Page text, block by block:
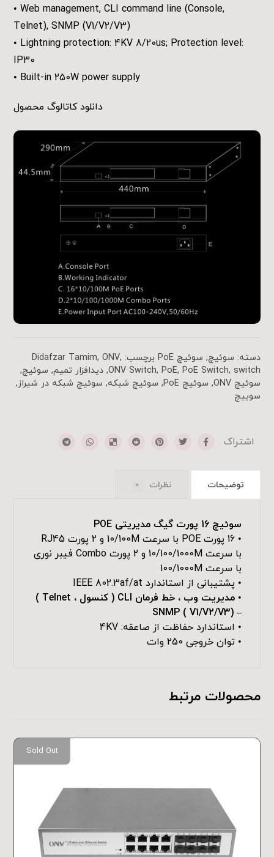
• Web management, CLI command line (Console,
Telnet), SNMP (V1/V2/V3)
• Lightning protection: 4KV 8/20us; Protection level:
IP30
• Built-in 250W power supply
دانلود کاتالوگ محصول
دسته: سوئیچ, سوئیچ PoE برچسب: Didafzar Tamim, ONV,
ONV Switch, PoE, PoE Switch, switch
,دیدافزار تمیم, سوئیچ,
سوئیچ ONV
, سوئیچ PoE , سوئیچ شبکه, سوئیچ شبکه در شیراز,
سوییچ
توضیحات نظرات 0
سوئیچ 16 پورت گیگ مدیریتی POE
• 16 پورت POE با سرعت 10/100M و 2 پورت RJ45
با سرعت 10/100/1000M و 2 پورت Combo فیبر نوری
با سرعت 100/1000M
• پشتیبانی از استاندارد IEEE 802.3af/at
•
مدیریت وب ، خط فرمان CLI ( کنسول ، Telnet )
– SNMP ( V1/V2/V3)
• استاندارد حفاظت از صاعقه: 4KV
• توان خروجی 250 وات
محصولات مرتبط
Sold Out